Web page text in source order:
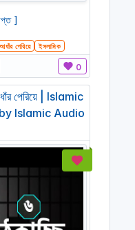
]
পেরিয়ে ইসলামিক
0
পেরিয়ে | Islamic
Islamic Audio